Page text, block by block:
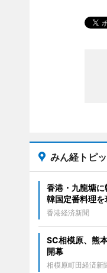
みん経トピ
香港・九龍塘
韓国定番料理を
香港経済新聞
SC相模原、熊
開幕
相模原町田経済新